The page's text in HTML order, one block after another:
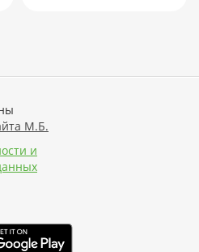
М.Б.
и